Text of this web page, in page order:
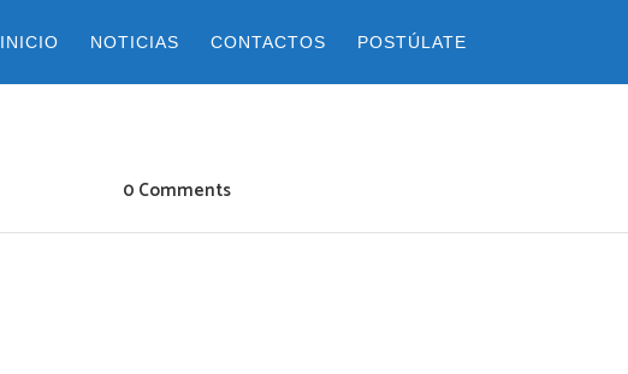
INICIO NOTICIAS CONTACTOS POSTÚLATE
0 Comments